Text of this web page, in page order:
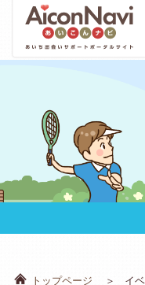
トップページ イ